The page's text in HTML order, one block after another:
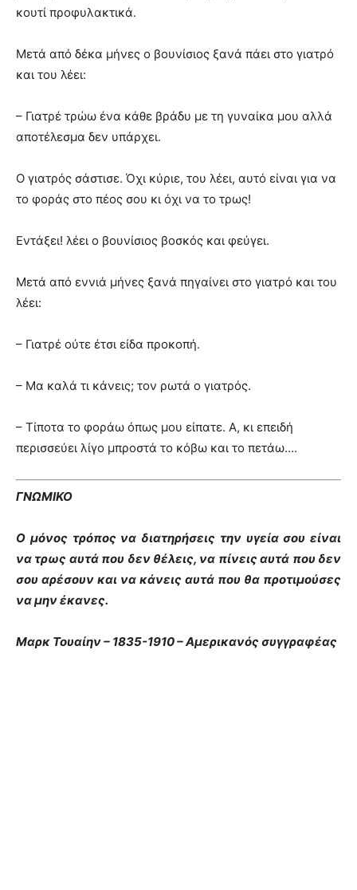
κουτί προφυλακτικά.
Μετά από δέκα μήνες ο βουνίσιος ξανά πάει στο γιατρό
και του λέει:
– Γιατρέ τρώω ένα κάθε βράδυ με τη γυναίκα μου αλλά
αποτέλεσμα δεν υπάρχει.
Ο γιατρός σάστισε. Όχι κύριε, του λέει, αυτό είναι για να
το φοράς στο πέος σου κι όχι να το τρως!
Εντάξει! λέει ο βουνίσιος βοσκός και φεύγει.
Μετά από εννιά μήνες ξανά πηγαίνει στο γιατρό και του
λέει:
– Γιατρέ ούτε έτσι είδα προκοπή.
– Μα καλά τι κάνεις; τον ρωτά ο γιατρός.
– Τίποτα το φοράω όπως μου είπατε. Α, κι επειδή
περισσεύει λίγο μπροστά το κόβω και το πετάω….
ΓΝΩΜΙΚΟ
Ο μόνος τρόπος να διατηρήσεις την υγεία σου είναι
να τρως αυτά που δεν θέλεις, να πίνεις αυτά που δεν
σου αρέσουν και να κάνεις αυτά που θα προτιμούσες
να μην έκανες.
Μαρκ Τουαίην – 1835-1910 – Αμερικανός συγγραφέας